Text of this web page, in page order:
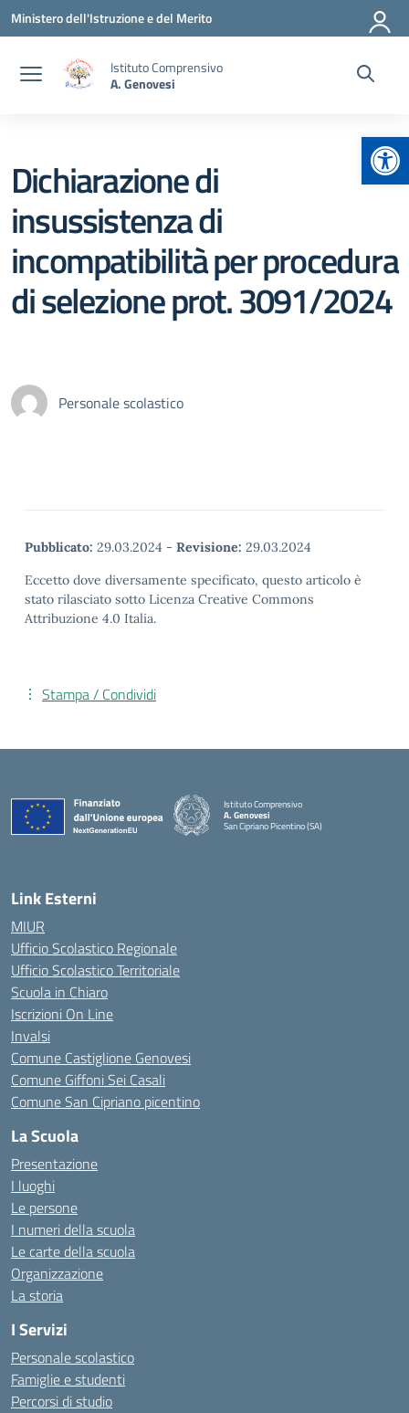
Vai ai contenuti
Vai al menu di navigazione
Vai al footer
Ministero dell'Istruzione e del Merito
Istituto Comprensivo
A. Genovesi
Dichiarazione di
insussistenza di
incompatibilità per procedura
di selezione prot. 3091/2024
Personale scolastico
Pubblicato: 29.03.2024 - Revisione: 29.03.2024
Eccetto dove diversamente specificato, questo articolo è
stato rilasciato sotto Licenza Creative Commons
Attribuzione 4.0 Italia.
Stampa / Condividi
Istituto Comprensivo
A. Genovesi
San Cipriano Picentino (SA)
— Visita la pagina iniziale della scuola
Link Esterni
MIUR
Ufficio Scolastico Regionale
Ufficio Scolastico Territoriale
Scuola in Chiaro
Iscrizioni On Line
Invalsi
Comune Castiglione Genovesi
Comune Giffoni Sei Casali
Comune San Cipriano picentino
La Scuola
Presentazione
I luoghi
Le persone
I numeri della scuola
Le carte della scuola
Organizzazione
La storia
I Servizi
Personale scolastico
Famiglie e studenti
Percorsi di studio